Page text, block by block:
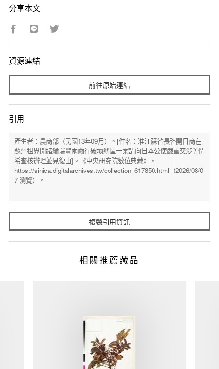
分享本文
資源連結
前往原始連結
引用
複製引用資訊
相關推薦藏品